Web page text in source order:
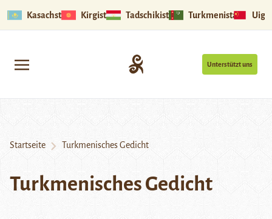
Kasachstan Kirgistan Tadschikistan Turkmenistan
Unterstützt uns
Startseite Turkmenisches Gedicht
Turkmenisches Gedicht